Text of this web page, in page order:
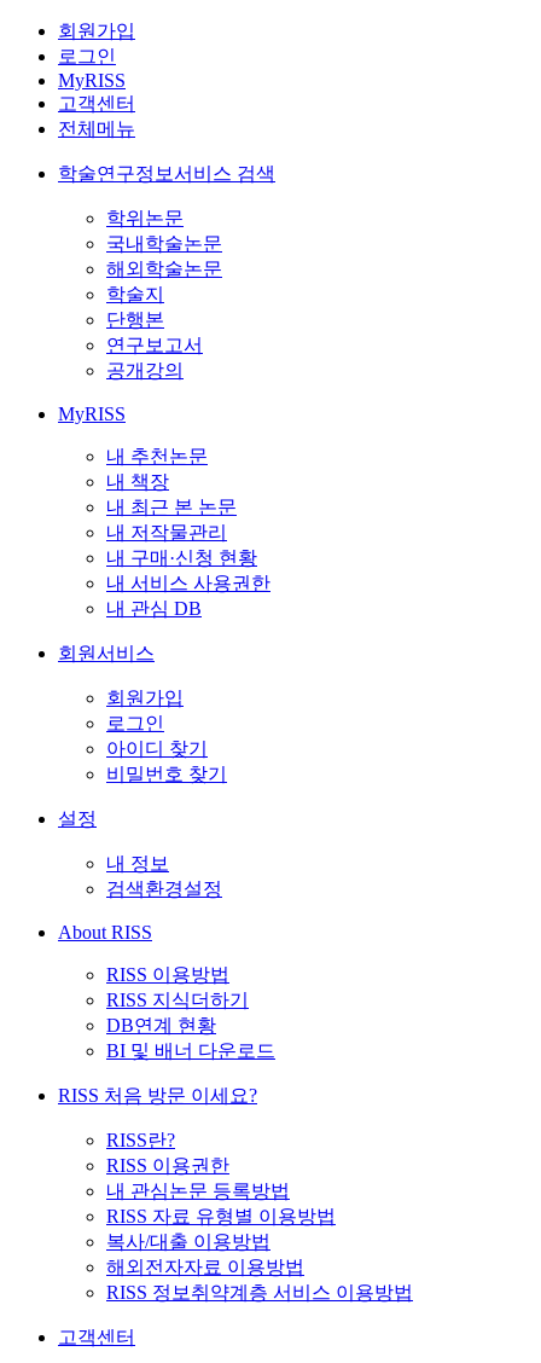
회원가입
로그인
MyRISS
고객센터
전체메뉴
학술연구정보서비스 검색
학위논문
국내학술논문
해외학술논문
학술지
단행본
연구보고서
공개강의
MyRISS
내 추천논문
내 책장
내 최근 본 논문
내 저작물관리
내 구매·신청 현황
내 서비스 사용권한
내 관심 DB
회원서비스
회원가입
로그인
아이디 찾기
비밀번호 찾기
설정
내 정보
검색환경설정
About RISS
RISS 이용방법
RISS 지식더하기
DB연계 현황
BI 및 배너 다운로드
RISS 처음 방문 이세요?
RISS란?
RISS 이용권한
내 관심논문 등록방법
RISS 자료 유형별 이용방법
복사/대출 이용방법
해외전자자료 이용방법
RISS 정보취약계층 서비스 이용방법
고객센터